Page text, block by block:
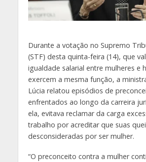
Durante a votação no Supremo
(STF) desta quinta-feira (14), que
igualdade salarial entre mulheres e
exercem a mesma função, a
Lúcia relatou episódios de
enfrentados ao longo da carreira
ela, evitava reclamar da carga
trabalho por acreditar que suas
desconsideradas por ser mulher.
“O preconceito contra a mulher